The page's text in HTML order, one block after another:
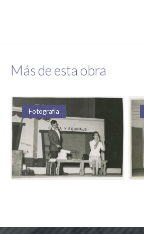
Más de esta obra